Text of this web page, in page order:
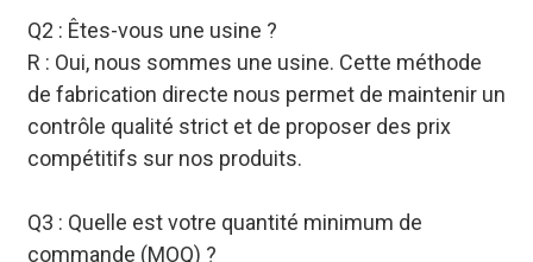
Q2 : Êtes-vous une usine ?
R : Oui, nous sommes une usine. Cette méthode
de fabrication directe nous permet de maintenir un
contrôle qualité strict et de proposer des prix
compétitifs sur nos produits.
Q3 : Quelle est votre quantité minimum de
commande (MOQ) ?